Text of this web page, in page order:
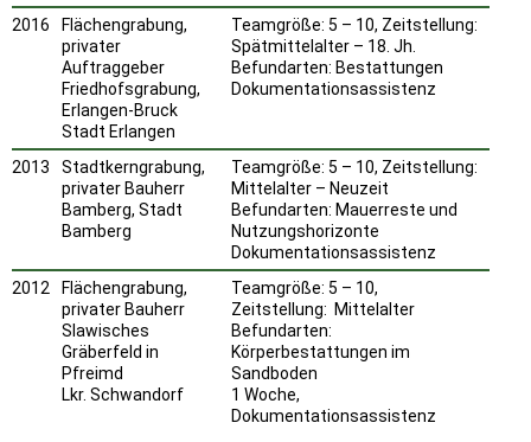
2016
Flächengrabung,
privater
Auftraggeber
Friedhofsgrabung,
Erlangen-Bruck
Stadt Erlangen
Teamgröße: 5 – 10, Zeitstellung:
Spätmittelalter – 18. Jh.
Befundarten: Bestattungen
Dokumentationsassistenz
2013
Stadtkerngrabung,
privater Bauherr
Bamberg, Stadt
Bamberg
Teamgröße: 5 – 10, Zeitstellung:
Mittelalter – Neuzeit
Befundarten: Mauerreste und
Nutzungshorizonte
Dokumentationsassistenz
2012
Flächengrabung,
privater Bauherr
Slawisches
Gräberfeld in
Pfreimd
Lkr. Schwandorf
Teamgröße: 5 – 10,
Zeitstellung: Mittelalter
Befundarten:
Körperbestattungen im
Sandboden
1 Woche,
Dokumentationsassistenz